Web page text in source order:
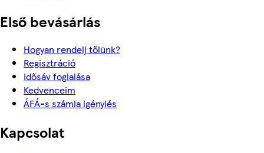
Első bevásárlás
Hogyan rendelj tőlünk?
Regisztráció
Idősáv foglalása
Kedvenceim
ÁFÁ-s számla igénylés
Kapcsolat